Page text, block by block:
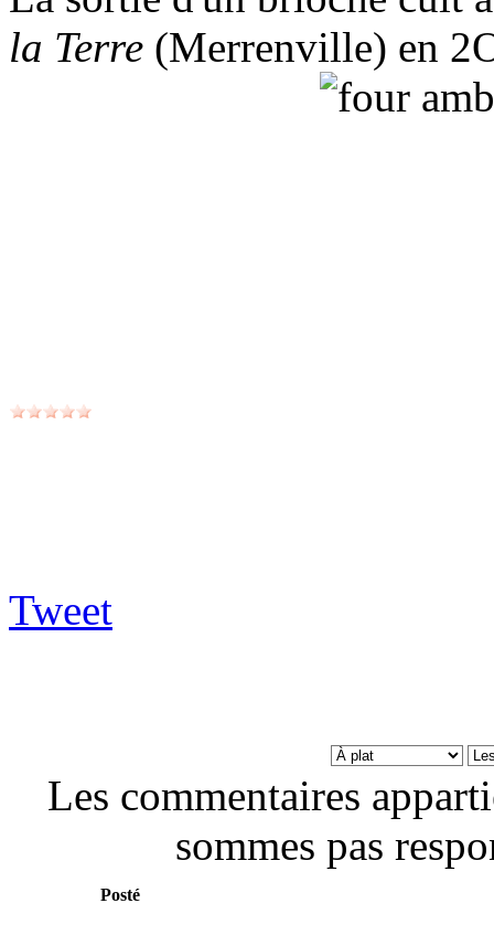
la Terre (Merrenville) en
Tweet
Les commentaires
sommes pas
Posté